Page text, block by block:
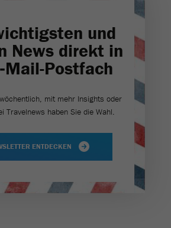
und
News direkt in
Postfach
mit mehr Insights oder
Travel­news haben Sie die Wahl.
ENTDECKEN